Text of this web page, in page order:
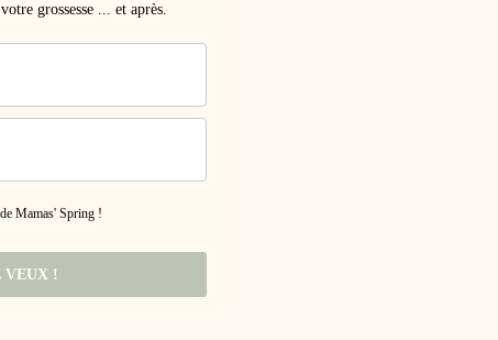
grossesse ... et après.
Mamas' Spring !
VEUX !